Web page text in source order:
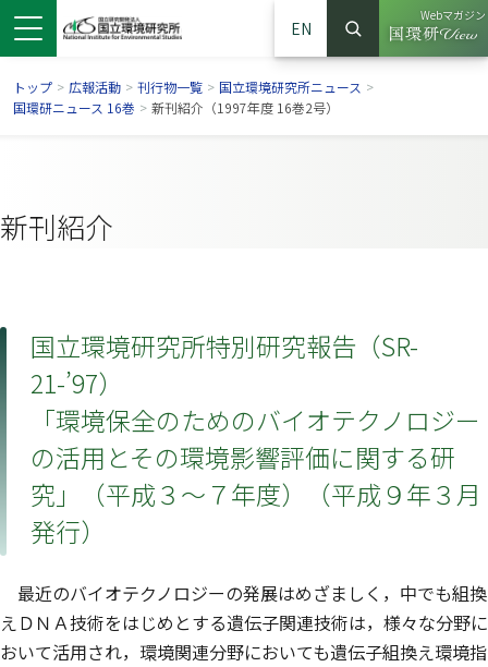
ウで開きます）
ンドウで開きます）
ウインドウで開きます）
EN
サイト内検索
検索
Webマガジン
（別ウイ
トップ > 広報活動 > 刊行物一覧 > 国立環境研究所ニュース >
国環研ニュース 16巻 > 新刊紹介（1997年度 16巻2号）
新刊紹介
国立環境研究所特別研究報告（SR-
21-’97）
「環境保全のためのバイオテクノロジー
の活用とその環境影響評価に関する研
究」（平成３〜７年度）（平成９年３月
発行）
最近のバイオテクノロジーの発展はめざましく，中でも組換
えＤＮＡ技術をはじめとする遺伝子関連技術は，様々な分野に
おいて活用され，環境関連分野においても遺伝子組換え環境指